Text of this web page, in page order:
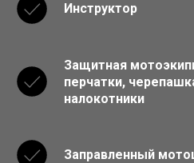
Инструктор
Защитная
перчатки,
налокотники
Заправленный